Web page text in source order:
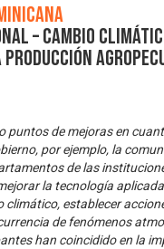
– Cambio
producción
puntos de mejoras en
por ejemplo, la
de las
la tecnología
climático, establecer
de fenómenos
han coincidido en la